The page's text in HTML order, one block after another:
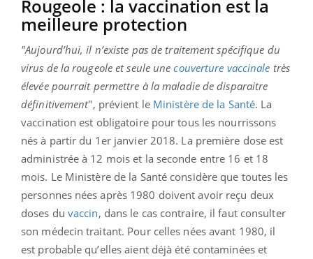
Rougeole : la vaccination est la
meilleure protection
"Aujourd’hui, il n’existe pas de traitement spécifique du
virus de la rougeole et seule unecouverture vaccinale très
élevée pourrait permettre à la maladie de disparaitre
définitivement", prévient le Ministère de la Santé. La
vaccination est obligatoire pour tous les nourrissons
nés à partir du 1er janvier 2018. La première dose est
administrée à 12 mois et la seconde entre 16 et 18
mois. Le Ministère de la Santé considère que toutes les
personnes nées après 1980 doivent avoir reçu deux
doses du vaccin, dans le cas contraire, il faut consulter
son médecin traitant. Pour celles nées avant 1980, il
est probable qu’elles aient déjà été contaminées et